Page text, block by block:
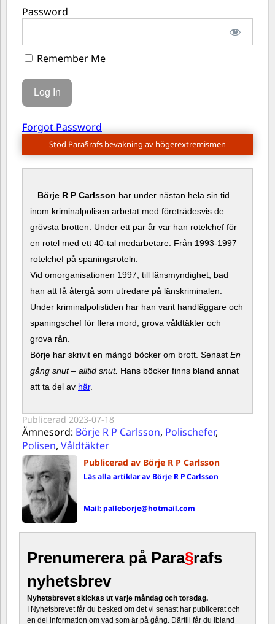
Password
Remember Me
Forgot Password
Stöd Para§rafs bevakning av högerextremismen
Börje R P Carlsson har under nästan hela sin tid
inom kriminalpolisen arbetat med företrädesvis de
grövsta brotten. Under ett par år var han rotelchef för
en rotel med ett 40-tal medarbetare. Från 1993-1997
rotelchef på spaningsroteln.
Vid omorganisationen 1997, till länsmyndighet, bad
han att få återgå som utredare på länskriminalen.
Under kriminalpolistiden har han varit handläggare och
spaningschef för flera mord, grova våldtäkter och
grova rån.
Börje har skrivit en mängd böcker om brott. Senast En
gång snut – alltid snut. Hans böcker finns bland annat
att ta del av här.
Publicerad 2023-07-18
Ämnesord: Börje R P Carlsson, Polischefer,
Polisen, Våldtäkter
Publicerad av Börje R P Carlsson
Läs alla artiklar av Börje R P Carlsson
Mail:palleborje@hotmail.com
Prenumerera på Para§rafs
nyhetsbrev
Nyhetsbrevet skickas ut varje måndag och torsdag.
I Nyhetsbrevet får du besked om det vi senast har publicerat och
en del information om vad som är på gång. Därtill får du ibland